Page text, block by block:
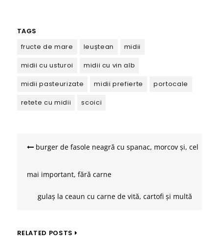
TAGS
fructe de mare
leuștean
midii
midii cu usturoi
midii cu vin alb
midii pasteurizate
midii prefierte
portocale
retete cu midii
scoici
burger de fasole neagră cu spanac, morcov și, cel
mai important, fără carne
gulaș la ceaun cu carne de vită, cartofi și multă
RELATED POSTS